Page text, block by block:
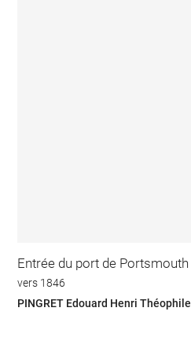
Entrée du port de Portsmouth
vers 1846
PINGRET Edouard Henri Théophile